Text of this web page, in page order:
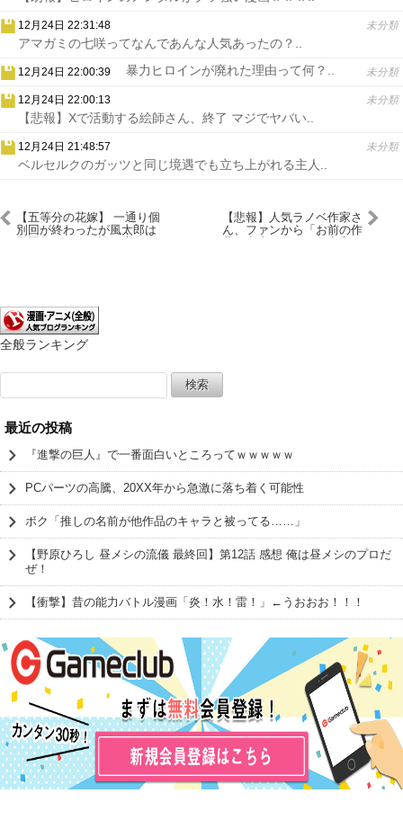
12月24日 22:31:48 未分類
アマガミの七咲ってなんであんな人気あったの？..
12月24日 22:00:39 未分類
暴力ヒロインが廃れた理由って何？..
12月24日 22:00:13 未分類
【悲報】Xで活動する絵師さん、終了 マジでヤバい..
12月24日 21:48:57 未分類
ベルセルクのガッツと同じ境遇でも立ち上がれる主人..
【五等分の花嫁】 一通り個
別回が終わったが風太郎は
【悲報】人気ラノベ作家さ
ん、ファンから「お前の作
全般ランキング
索:
最近の投稿
『進撃の巨人』で一番面白いところってｗｗｗｗｗ
PCパーツの高騰、20XX年から急激に落ち着く可能性
ボク「推しの名前が他作品のキャラと被ってる……」
【野原ひろし 昼メシの流儀 最終回】第12話 感想 俺は昼メシのプロだ
ぜ！
【衝撃】昔の能力バトル漫画「炎！水！雷！」←うおおお！！！